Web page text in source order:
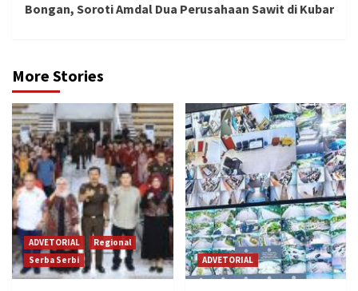
Bongan, Soroti Amdal Dua Perusahaan Sawit di Kubar
More Stories
ADVETORIAL
Regional
Serba Serbi
ADVETORIAL